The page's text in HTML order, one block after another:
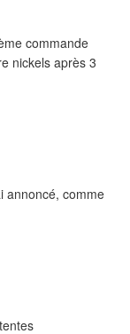
commande
nickels après 3
annoncé, comme